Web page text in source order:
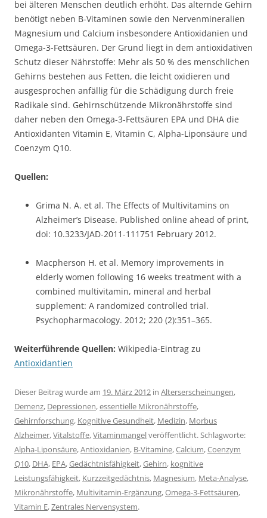
bei älteren Menschen deutlich erhöht. Das alternde Gehirn
benötigt neben B-Vitaminen sowie den Nervenmineralien
Magnesium und Calcium insbesondere Antioxidanien und
Omega-3-Fettsäuren. Der Grund liegt in dem antioxidativen
Schutz dieser Nährstoffe: Mehr als 50 % des menschlichen
Gehirns bestehen aus Fetten, die leicht oxidieren und
ausgesprochen anfällig für die Schädigung durch freie
Radikale sind. Gehirnschützende Mikronährstoffe sind
daher neben den Omega-3-Fettsäuren EPA und DHA die
Antioxidanten Vitamin E, Vitamin C, Alpha-Liponsäure und
Coenzym Q10.
Quellen:
Grima N. A. et al. The Effects of Multivitamins on
Alzheimer’s Disease. Published online ahead of print,
doi: 10.3233/JAD-2011-111751 February 2012.
Macpherson H. et al. Memory improvements in
elderly women following 16 weeks treatment with a
combined multivitamin, mineral and herbal
supplement: A randomized controlled trial.
Psychopharmacology. 2012; 220 (2):351–365.
Weiterführende Quellen: Wikipedia-Eintrag zu
Antioxidantien
Dieser Beitrag wurde am 19. März 2012 in Alterserscheinungen,
Demenz, Depressionen,essentielle Mikronährstoffe,
Gehirnforschung, Kognitive Gesundheit, Medizin, Morbus
Alzheimer,Vitalstoffe,Vitaminmangelveröffentlicht. Schlagworte:
Alpha-Liponsäure,Antioxidanien, B-Vitamine,Calcium,Coenzym
Q10, DHA, EPA,Gedächtnisfähigkeit,Gehirn, kognitive
Leistungsfähigkeit, Kurzzeitgedächtnis, Magnesium, Meta-Analyse,
Mikronährstoffe, Multivitamin-Ergänzung,Omega-3-Fettsäuren,
Vitamin E,Zentrales Nervensystem.